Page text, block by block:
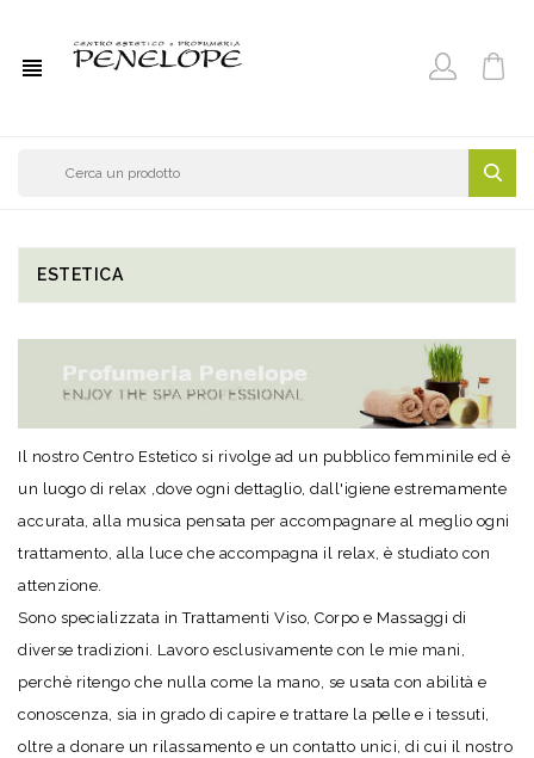
view_headline
ESTETICA
Il nostro Centro Estetico si rivolge ad un pubblico femminile ed è
un luogo di relax ,dove ogni dettaglio, dall'igiene estremamente
accurata, alla musica pensata per accompagnare al meglio ogni
trattamento, alla luce che accompagna il relax, è studiato con
attenzione.
Sono specializzata in Trattamenti Viso, Corpo e Massaggi di
diverse tradizioni. Lavoro esclusivamente con le mie mani,
perchè ritengo che nulla come la mano, se usata con abilità e
conoscenza, sia in grado di capire e trattare la pelle e i tessuti,
oltre a donare un rilassamento e un contatto unici, di cui il nostro